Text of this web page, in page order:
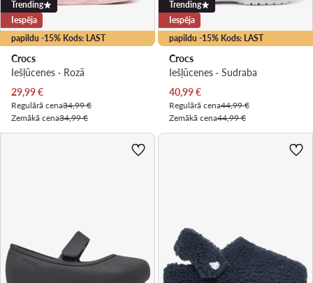
papildu -15% Kods: LAST
Trending
Iespēja
Crocs
Iešļūcenes · Rozā
Pašreizējā cena
29,99€
Regulārā cena34,99 €
Zemākā cena34,99 €
papildu -15% Kods: LAST
Trending
Iespēja
Crocs
Iešļūcenes · Sudraba
Pašreizējā cena
40,99€
Regulārā cena44,99 €
Zemākā cena44,99 €